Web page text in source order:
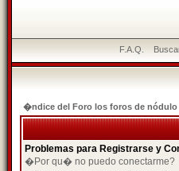
F.A.Q.
�ndice del Foro los foros de nódulo
Problemas para Registrarse y
�Por qu� no puedo conectarme?